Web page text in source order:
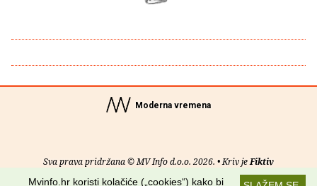
Moderna vremena
Sva prava pridržana © MV Info d.o.o. 2026. • Kriv jeFiktiv
Mvinfo.hr koristi kolačiće („cookies“) kako bi